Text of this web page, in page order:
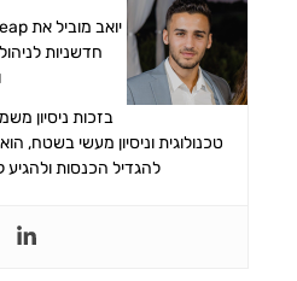
חדשניות
בזכות ניסיון
טכנולוגית וניסיון מעשי בשטח,
להגדיל הכנסות